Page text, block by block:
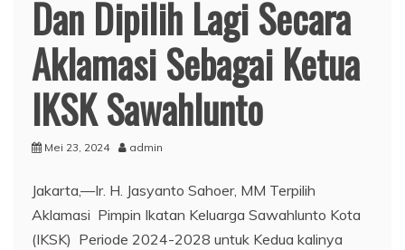
Dan Dipilih Lagi Secara
Aklamasi Sebagai Ketua
IKSK Sawahlunto
Mei 23, 2024 admin
Jakarta,—Ir. H. Jasyanto Sahoer, MM Terpilih
Aklamasi Pimpin Ikatan Keluarga Sawahlunto Kota
(IKSK) Periode 2024-2028 untuk Kedua kalinya